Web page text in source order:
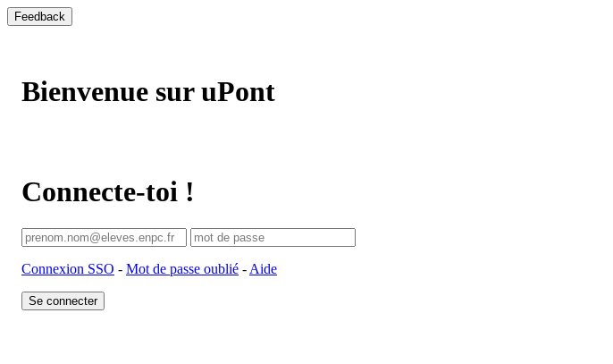
Feedback
Bienvenue sur uPont
Connecte-toi !
Connexion SSO - Mot de passe oublié - Aide
Se connecter